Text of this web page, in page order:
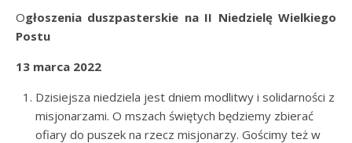
Ogłoszenia duszpasterskie na II Niedzielę Wielkiego
Postu
13 marca 2022
Dzisiejsza niedziela jest dniem modlitwy i solidarności z
misjonarzami. O mszach świętych będziemy zbierać
ofiary do puszek na rzecz misjonarzy. Gościmy też w